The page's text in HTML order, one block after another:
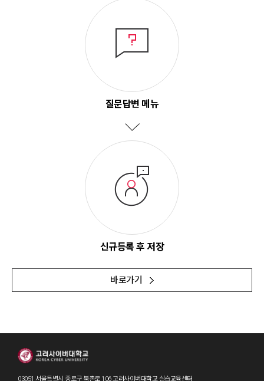
질문답변 메뉴
신규등록 후 저장
바로가기
03051 서울특별시 종로구 북촌로 106 고려사이버대학교 실습교육센터